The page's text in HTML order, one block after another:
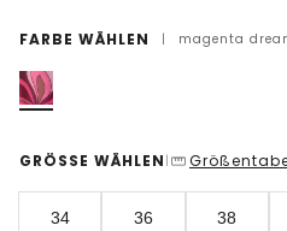
FARBE WÄHLEN | magenta
GRÖSSE WÄHLEN |
34 36 38